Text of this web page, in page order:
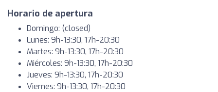
Horario de apertura
Domingo: (closed)
Lunes: 9h-13:30, 17h-20:30
Martes: 9h-13:30, 17h-20:30
Miércoles: 9h-13:30, 17h-20:30
Jueves: 9h-13:30, 17h-20:30
Viernes: 9h-13:30, 17h-20:30